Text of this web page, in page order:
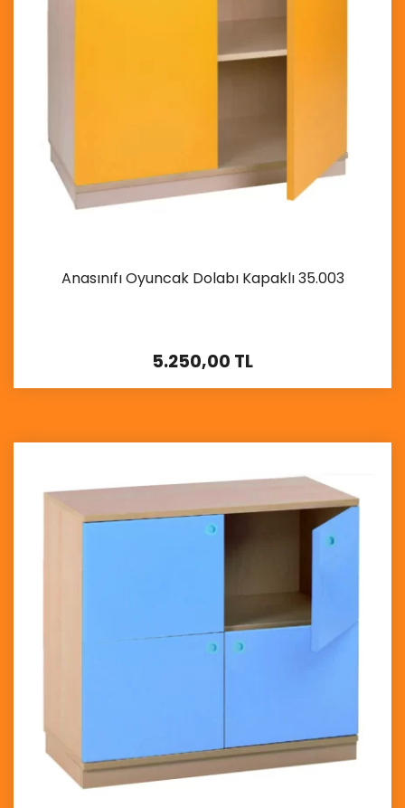
Anasınıfı Oyuncak Dolabı Kapaklı 35.003
5.250,00 TL
İncele